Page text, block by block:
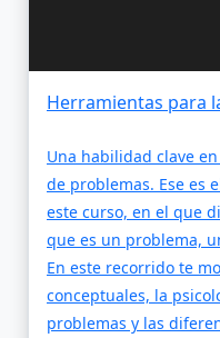
Herramientas para
Una habilidad clave
de problemas. Ese es
este curso, en el que
que es un problema,
En este recorrido te
conceptuales, la
problemas y las